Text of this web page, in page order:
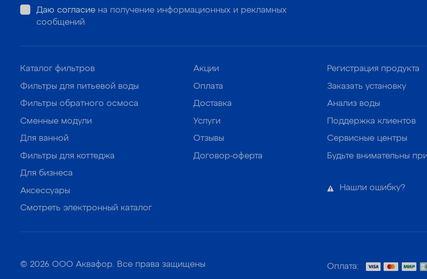
Даю согласиена получение информационных и рекламных
сообщений
Каталог фильтров
Фильтры для питьевой воды
Фильтры обратного осмоса
Сменные модули
Для ванной
Фильтры для коттеджа
Для бизнеса
Аксессуары
Смотреть электронный каталог
Акции
Оплата
Доставка
Услуги
Отзывы
Договор-оферта
Регистрация продукта
Заказать установку
Анализ воды
Поддержка клиентов
Сервисные центры
Будьте внимательны
Нашли ошибку?
© 2026 ООО Аквафор. Все права защищены Оплата: